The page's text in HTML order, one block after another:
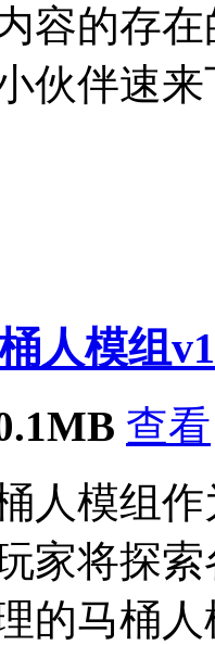
容的存
伙伴速
人模组
查看
人模组
家将探
的马桶